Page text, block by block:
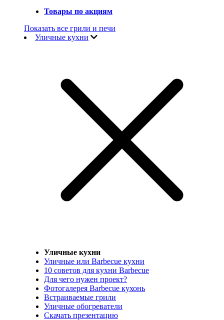
Товары по акциям
Показать все грили и печи
Уличные кухни
Уличные кухни
Уличные или Barbecue кухни
10 советов для кухни Barbecue
Для чего нужен проект?
Фотогалерея Barbecue кухонь
Встраиваемые грили
Уличные обогреватели
Скачать презентацию